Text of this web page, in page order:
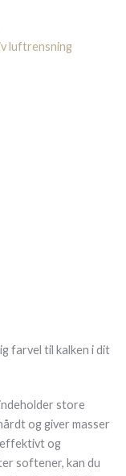
luftrensning
farvel til kalken i dit
store
og giver masser
og
softener, kan du